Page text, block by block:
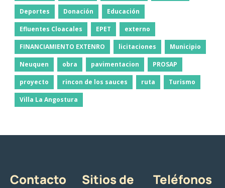
Deportes Donación Educación
Efluentes Cloacales EPET externo
FINANCIAMIENTO EXTENRO licitaciones Municipio
Neuquen obra pavimentacion PROSAP
proyecto rincon de los sauces ruta Turismo
Villa La Angostura
Contacto
Sitios de
Teléfonos